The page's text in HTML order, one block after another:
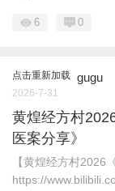
6 0
点击重新加载 gugu
2026-7-31
黄煌经方村
医案分享》
【黄煌经方村
https://